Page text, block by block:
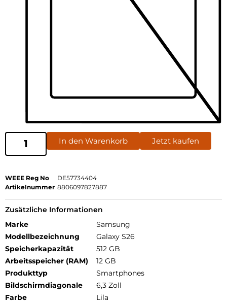
In den Warenkorb Jetzt kaufen
WEEE Reg No
DE57734404
Artikelnummer 8806097827887
Zusätzliche Informationen
Marke
Samsung
Modellbezeichnung
Galaxy S26
Speicherkapazität
512 GB
Arbeitsspeicher (RAM)
12 GB
Produkttyp
Smartphones
Bildschirmdiagonale
6,3 Zoll
Farbe
Lila